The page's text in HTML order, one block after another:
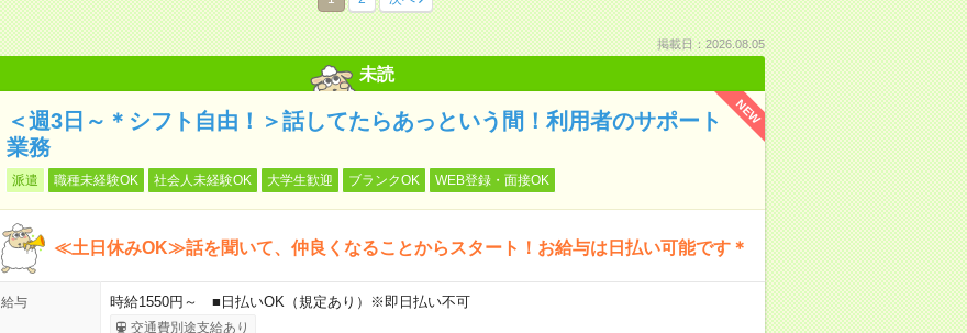
掲載日：2026.08.05
未読
NEW
＜週3日～＊シフト自由！＞話してたらあっという間！利用者のサポート
業務
派遣 職種未経験OK 社会人未経験OK 大学生歓迎 ブランクOK WEB登録・面接OK
≪土日休みOK≫話を聞いて、仲良くなることからスタート！お給与は日払い可能です＊
給与 時給1550円～ ■日払いOK（規定あり）※即日払い不可
交通費別途支給あり